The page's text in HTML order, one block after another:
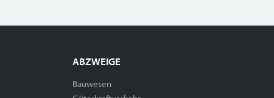
ABZWEIGE
Bauwesen